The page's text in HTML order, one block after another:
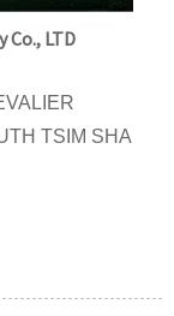
LTD
TSIM SHA